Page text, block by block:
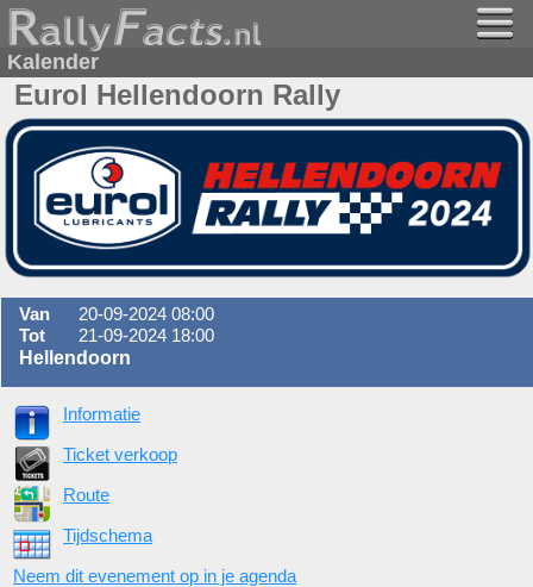
Kalender
Eurol Hellendoorn Rally
Van
20-09-2024 08:00
Tot
21-09-2024 18:00
Hellendoorn
Informatie
Ticket verkoop
Route
Tijdschema
Neem dit evenement op in je agenda